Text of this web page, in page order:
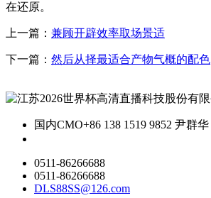
在还原。
上一篇： 兼顾开辟效率取场景适
下一篇： 然后从择最适合产物气概的配色
国内CMO+86 138 1519 9852 尹群华
0511-86266688
0511-86266688
DLS88SS@126.com